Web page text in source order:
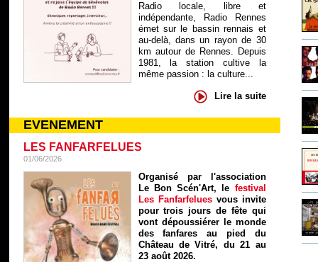
Radio locale, libre et
indépendante, Radio Rennes
émet sur le bassin rennais et
au-delà, dans un rayon de 30
km autour de Rennes. Depuis
1981, la station cultive la
même passion : la culture...
Lire la suite
EVENEMENT
LES FANFARFELUES
01/06/2026
Organisé par l'association
Le Bon Scén'Art, le festival
Les Fanfarfelues vous invite
pour trois jours de fête qui
vont dépoussiérer le monde
des fanfares au pied du
Château de Vitré, du 21 au
23 août 2026.